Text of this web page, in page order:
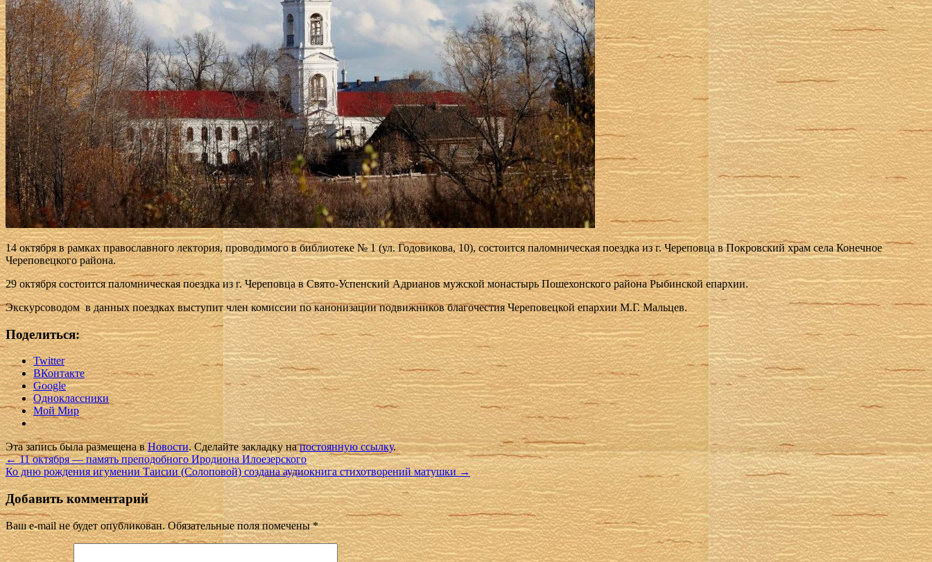
14 октября в рамках православного лектория, проводимого в библиотеке № 1 (ул. Годовикова, 10), состоится паломническая поездка из г. Череповца в Покровский храм села Конечное
Череповецкого района.
29 октября состоится паломническая поездка из г. Череповца в Свято-Успенский Адрианов мужской монастырь Пошехонского района Рыбинской епархии.
Экскурсоводом в данных поездках выступит член комиссии по канонизации подвижников благочестия Череповецкой епархии М.Г. Мальцев.
Поделиться:
Twitter
ВКонтакте
Google
Одноклассники
Мой Мир
Эта запись была размещена вНовости. Сделайте закладку напостоянную ссылку.
←11 октября — память преподобного Иродиона Илоезерского
Ко дню рождения игумении Таисии (Солоповой) создана аудиокнига стихотворений матушки→
Добавить комментарий
Ваш e-mail не будет опубликован.Обязательные поля помечены*